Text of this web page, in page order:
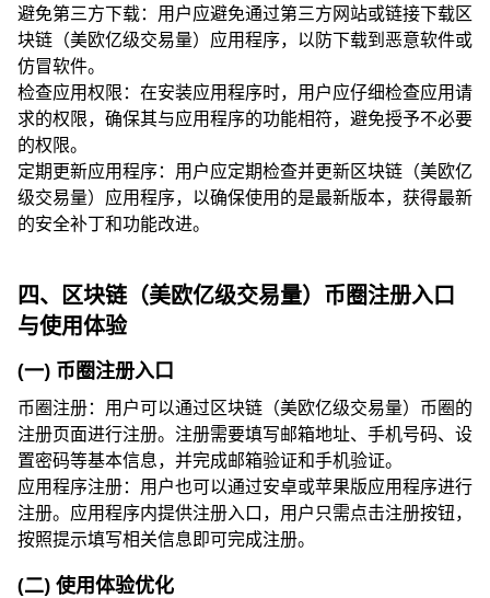
避免第三方下载：用户应避免通过第三方网站或链接下载区
块链（美欧亿级交易量）应用程序，以防下载到恶意软件或
仿冒软件。
检查应用权限：在安装应用程序时，用户应仔细检查应用请
求的权限，确保其与应用程序的功能相符，避免授予不必要
的权限。
定期更新应用程序：用户应定期检查并更新区块链（美欧亿
级交易量）应用程序，以确保使用的是最新版本，获得最新
的安全补丁和功能改进。
四、区块链（美欧亿级交易量）币圈注册入口
与使用体验
(一) 币圈注册入口
币圈注册：用户可以通过区块链（美欧亿级交易量）币圈的
注册页面进行注册。注册需要填写邮箱地址、手机号码、设
置密码等基本信息，并完成邮箱验证和手机验证。
应用程序注册：用户也可以通过安卓或苹果版应用程序进行
注册。应用程序内提供注册入口，用户只需点击注册按钮，
按照提示填写相关信息即可完成注册。
(二) 使用体验优化